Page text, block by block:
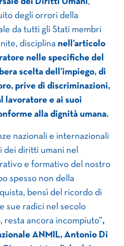
dei Diritti Umani,
degli orrori della
da tutti gli Stati membri
disciplina nell’articolo
nelle specifiche del
scelta dell’impiego, di
prive di discriminazioni,
lavoratore e ai suoi
alla dignità umana.
nazionali e internazionali
dei diritti umani nel
e formativo del nostro
spesso non della
bensì del ricordo di
sue radici nel secolo
ancora incompiuto”,
ANMIL, Antonio Di